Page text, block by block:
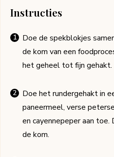
Instructies
Doe de spekblokjes
de kom van een
het geheel tot fijn gehakt.
Doe het rundergehakt in
paneermeel, verse
en cayennepeper aan
de kom.